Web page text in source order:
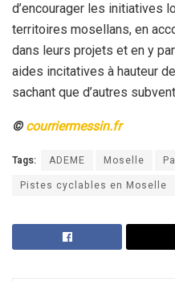
d’encourager les initiatives
territoires mosellans, en
dans leurs projets et en y
aides incitatives à hauteur
sachant que d’autres
© courriermessin.fr
Tags: ADEME Moselle
Pistes cyclables en Moselle